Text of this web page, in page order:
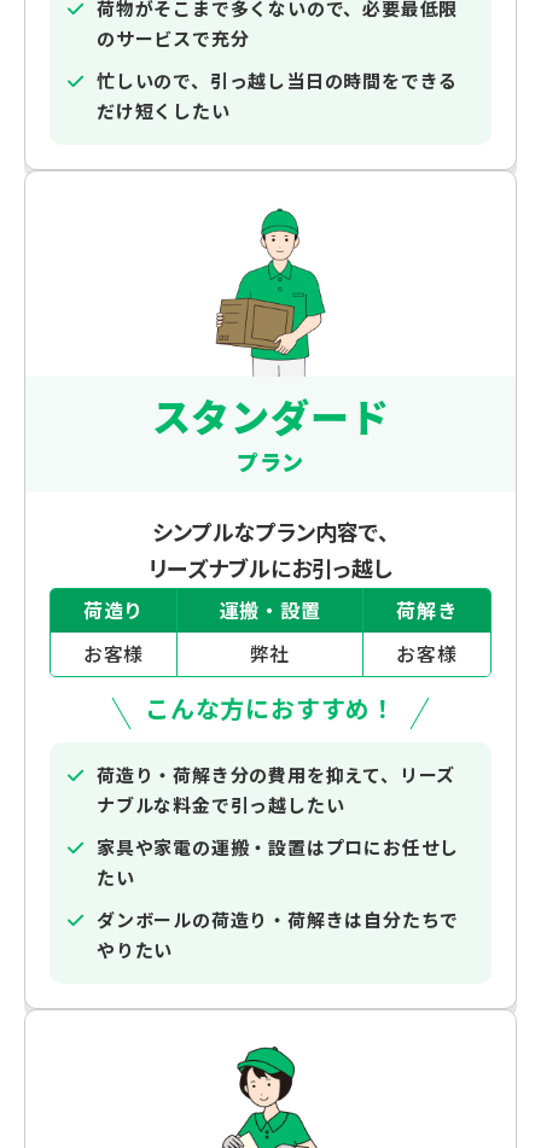
荷物がそこまで多くないので、必要最低限
のサービスで充分
忙しいので、引っ越し当日の時間をできる
だけ短くしたい
スタンダード
プラン
シンプルなプラン内容で、
リーズナブルにお引っ越し
荷造り 運搬・設置
荷解き
お客様
弊社 お客様
こんな方におすすめ！
荷造り・荷解き分の費用を抑えて、リーズ
ナブルな料金で引っ越したい
家具や家電の運搬・設置はプロにお任せし
たい
ダンボールの荷造り・荷解きは自分たちで
やりたい